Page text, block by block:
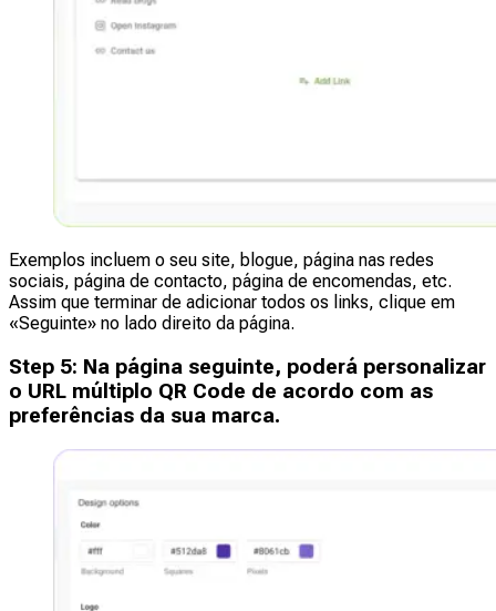
Exemplos incluem o seu site, blogue, página nas redes
sociais, página de contacto, página de encomendas, etc.
Assim que terminar de adicionar todos os links, clique em
«Seguinte» no lado direito da página.
Step 5: Na página seguinte, poderá personalizar
o URL múltiplo QR Code de acordo com as
preferências da sua marca.